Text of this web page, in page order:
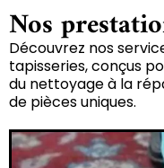
Nos
Découvrez nos
tapisseries, conçus
du nettoyage à la
de pièces uniques.